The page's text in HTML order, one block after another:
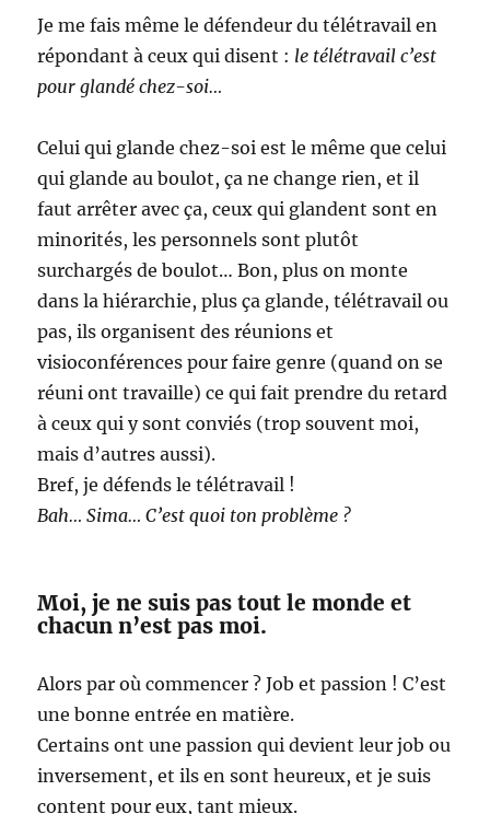
Je me fais même le défendeur du télétravail en
répondant à ceux qui disent : le télétravail c’est
pour glandé chez-soi…
Celui qui glande chez-soi est le même que celui
qui glande au boulot, ça ne change rien, et il
faut arrêter avec ça, ceux qui glandent sont en
minorités, les personnels sont plutôt
surchargés de boulot… Bon, plus on monte
dans la hiérarchie, plus ça glande, télétravail ou
pas, ils organisent des réunions et
visioconférences pour faire genre (quand on se
réuni ont travaille) ce qui fait prendre du retard
à ceux qui y sont conviés (trop souvent moi,
mais d’autres aussi).
Bref, je défends le télétravail !
Bah… Sima… C’est quoi ton problème ?
Moi, je ne suis pas tout le monde et
chacun n’est pas moi.
Alors par où commencer ? Job et passion ! C’est
une bonne entrée en matière.
Certains ont une passion qui devient leur job ou
inversement, et ils en sont heureux, et je suis
content pour eux, tant mieux.